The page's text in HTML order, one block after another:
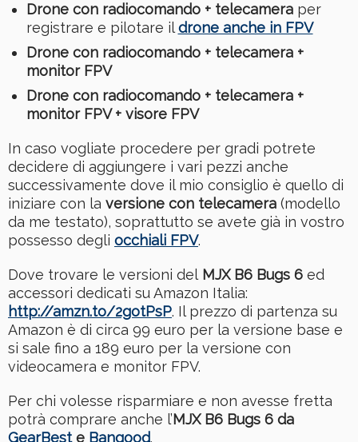
Drone con radiocomando + telecameraper
registrare e pilotare ildrone anche in FPV
Drone con radiocomando + telecamera +
monitor FPV
Drone con radiocomando + telecamera +
monitor FPV + visore FPV
In caso vogliate procedere per gradi potrete
decidere di aggiungere i vari pezzi anche
successivamente dove il mio consiglio è quello di
iniziare con la versione con telecamera (modello
da me testato), soprattutto se avete già in vostro
possesso degli occhiali FPV.
Dove trovare le versioni del MJX B6 Bugs 6 ed
accessori dedicati su Amazon Italia:
http://amzn.to/2gotPsP. Il prezzo di partenza su
Amazon è di circa 99 euro per la versione base e
si sale fino a 189 euro per la versione con
videocamera e monitor FPV.
Per chi volesse risparmiare e non avesse fretta
potrà comprare anche l’MJX B6 Bugs 6 da
GearBeste Bangood.